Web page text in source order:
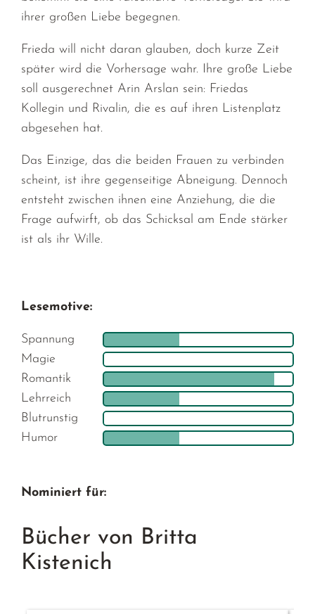
ihrer großen Liebe begegnen.
Frieda will nicht daran glauben, doch kurze Zeit
später wird die Vorhersage wahr. Ihre große Liebe
soll ausgerechnet Arin Arslan sein: Friedas
Kollegin und Rivalin, die es auf ihren Listenplatz
abgesehen hat.
Das Einzige, das die beiden Frauen zu verbinden
scheint, ist ihre gegenseitige Abneigung. Dennoch
entsteht zwischen ihnen eine Anziehung, die die
Frage aufwirft, ob das Schicksal am Ende stärker
ist als ihr Wille.
Lesemotive:
Spannung
Magie
Romantik
Lehrreich
Blutrunstig
Humor
Nominiert für:
Bücher von Britta
Kistenich